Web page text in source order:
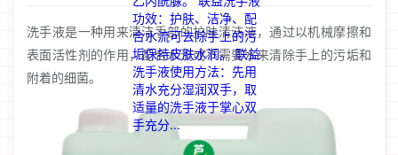
洗手液是一种用来清洁手部的护肤清洁液，通过以机械摩擦和
表面活性剂的作用，配合水流或不需要水来清除手上的污垢和
附着的细菌。